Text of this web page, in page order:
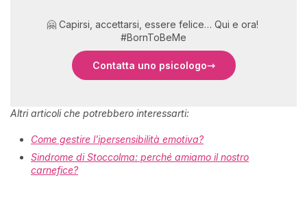
🤗 Capirsi, accettarsi, essere felice… Qui e ora!
#BornToBeMe
Contatta uno psicologo
Altri articoli che potrebbero interessarti:
Come gestire l'ipersensibilità emotiva?
Sindrome di Stoccolma: perché amiamo il nostro
carnefice?